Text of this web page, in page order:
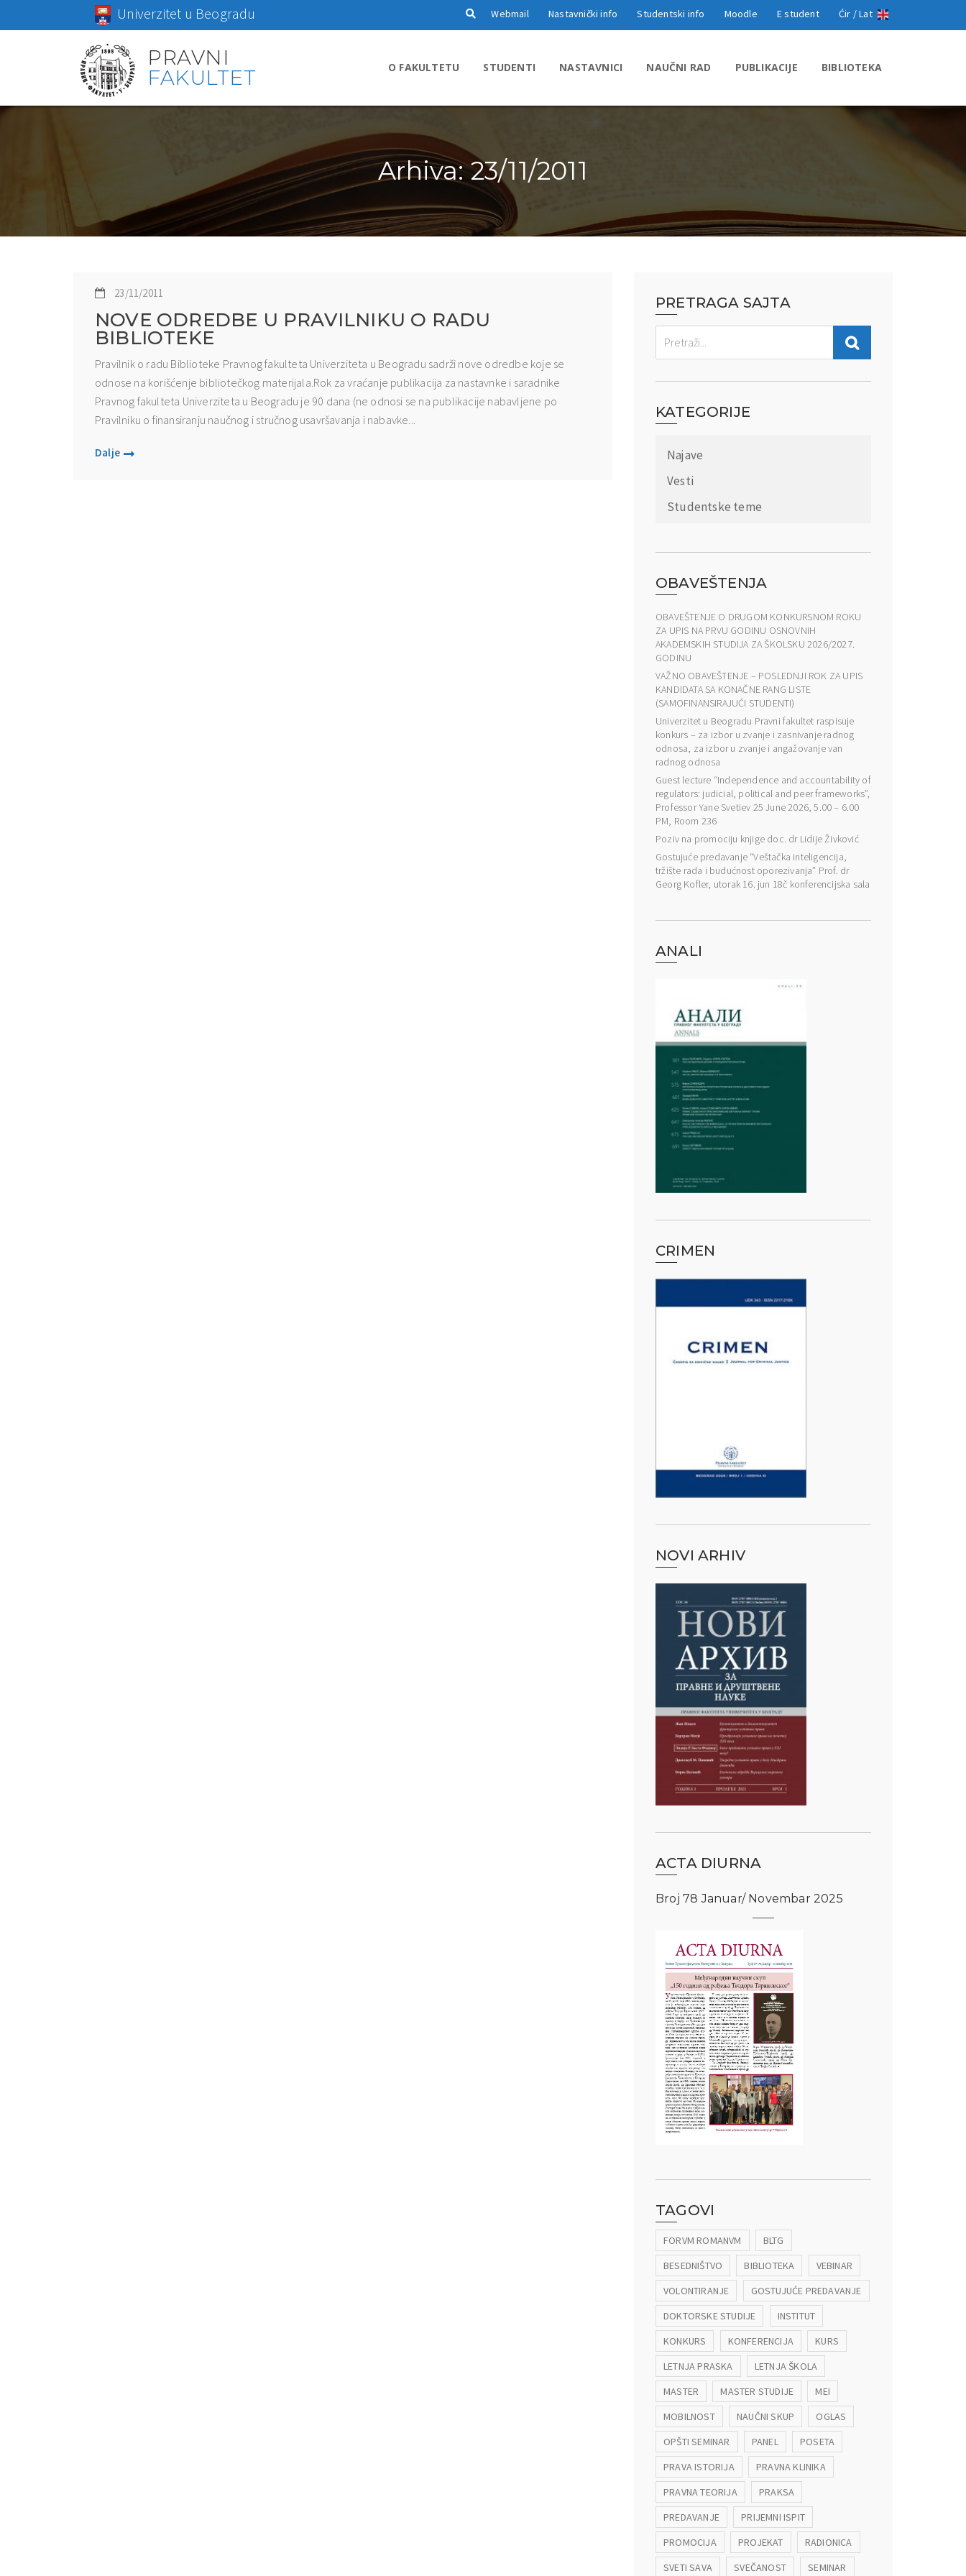
Univerzitet u Beogradu Webmail Nastavnički info Studentski info Moodle E student Ćir /Lat
PRAVNI
FAKULTET
O FAKULTETU STUDENTI NASTAVNICI NAUČNI RAD PUBLIKACIJE BIBLIOTEKA
Arhiva: 23/11/2011
23/11/2011
NOVE ODREDBE U PRAVILNIKU O RADU
BIBLIOTEKE
Pravilnik o radu Biblioteke Pravnog fakulteta Univerziteta u Beogradu sadrži nove odredbe koje se
odnose na korišćenje bibliotečkog materijala.Rok za vraćanje publikacija za nastavnke i saradnike
Pravnog fakulteta Univerziteta u Beogradu je 90 dana (ne odnosi se na publikacije nabavljene po
Pravilniku o finansiranju naučnog i stručnog usavršavanja i nabavke...
Dalje
PRETRAGA SAJTA
KATEGORIJE
Najave
Vesti
Studentske teme
OBAVEŠTENJA
OBAVEŠTENJE O DRUGOM KONKURSNOM ROKU
ZA UPIS NA PRVU GODINU OSNOVNIH
AKADEMSKIH STUDIJA ZA ŠKOLSKU 2026/2027.
GODINU
VAŽNO OBAVEŠTENJE – POSLEDNJI ROK ZA UPIS
KANDIDATA SA KONAČNE RANG LISTE
(SAMOFINANSIRAJUĆI STUDENTI)
Univerzitet u Beogradu Pravni fakultet raspisuje
konkurs – za izbor u zvanje i zasnivanje radnog
odnosa, za izbor u zvanje i angažovanje van
radnog odnosa
Guest lecture “Independence and accountability of
regulators: judicial, political and peer frameworks”,
Professor Yane Svetiev 25 June 2026, 5.00 – 6.00
PM, Room 236
Poziv na promociju knjige doc. dr Lidije Živković
Gostujuće predavanje “Veštačka inteligencija,
tržište rada i budućnost oporezivanja” Prof. dr
Georg Kofler, utorak 16. jun 18č konferencijska sala
ANALI
CRIMEN
NOVI ARHIV
ACTA DIURNA
Broj 78 Januar/ Novembar 2025
TAGOVI
FORVM ROMANVM
BLTG
BESEDNIŠTVO
BIBLIOTEKA
VEBINAR
VOLONTIRANJE
GOSTUJUĆE PREDAVANJE
DOKTORSKE STUDIJE
INSTITUT
KONKURS
KONFERENCIJA
KURS
LETNJA PRASKA
LETNJA ŠKOLA
MASTER
MASTER STUDIJE
MEI
MOBILNOST
NAUČNI SKUP
OGLAS
OPŠTI SEMINAR
PANEL
POSETA
PRAVA ISTORIJA
PRAVNA KLINIKA
PRAVNA TEORIJA
PRAKSA
PREDAVANJE
PRIJEMNI ISPIT
PROMOCIJA
PROJEKAT
RADIONICA
SVETI SAVA
SVEČANOST SEMINAR